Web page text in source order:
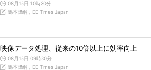
08月15日 10時30分
馬本隆綱，EE Times Japan
映像データ処理、従来の10倍以上に効率向上
08月15日 09時30分
馬本隆綱，EE Times Japan